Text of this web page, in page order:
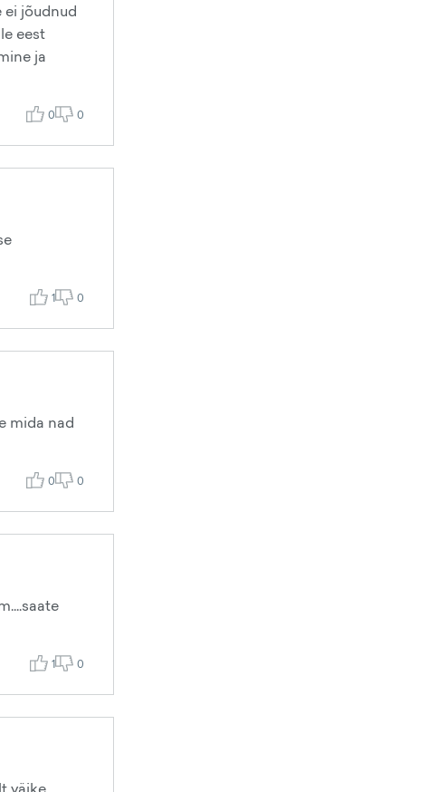
ei jõudnud
eest
ja
0 0
1 0
mida nad
0 0
1 0